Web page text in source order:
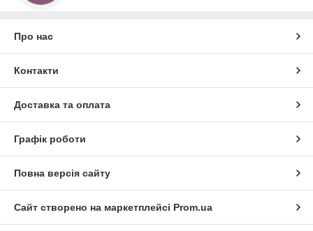
Про нас
Контакти
Доставка та оплата
Графік роботи
Повна версія сайту
Сайт створено на маркетплейсі Prom.ua